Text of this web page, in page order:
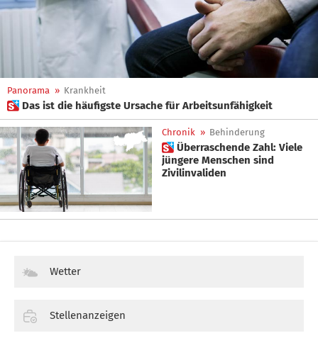
Panorama » Krankheit
 Das ist die häufigste Ursache für Arbeitsunfähigkeit
Chronik » Behinderung
 Überraschende Zahl: Viele
jüngere Menschen sind
Zivilinvaliden
Wetter
Stellenanzeigen